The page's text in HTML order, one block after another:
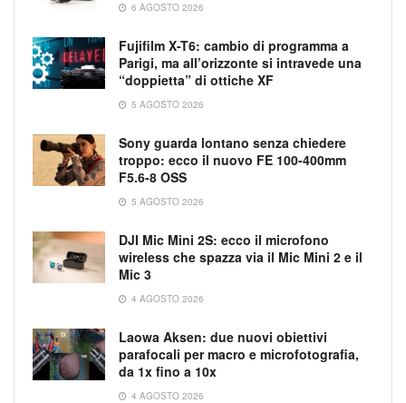
6 AGOSTO 2026
Fujifilm X-T6: cambio di programma a
Parigi, ma all’orizzonte si intravede una
“doppietta” di ottiche XF
5 AGOSTO 2026
Sony guarda lontano senza chiedere
troppo: ecco il nuovo FE 100-400mm
F5.6-8 OSS
5 AGOSTO 2026
DJI Mic Mini 2S: ecco il microfono
wireless che spazza via il Mic Mini 2 e il
Mic 3
4 AGOSTO 2026
Laowa Aksen: due nuovi obiettivi
parafocali per macro e microfotografia,
da 1x fino a 10x
4 AGOSTO 2026